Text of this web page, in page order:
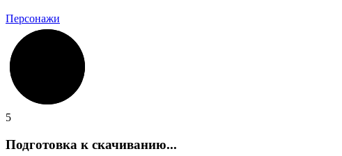
Персонажи
5
Подготовка к скачиванию...